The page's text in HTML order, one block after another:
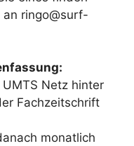
ringo@surf-
Netz hinter
Fachzeitschrift
monatlich